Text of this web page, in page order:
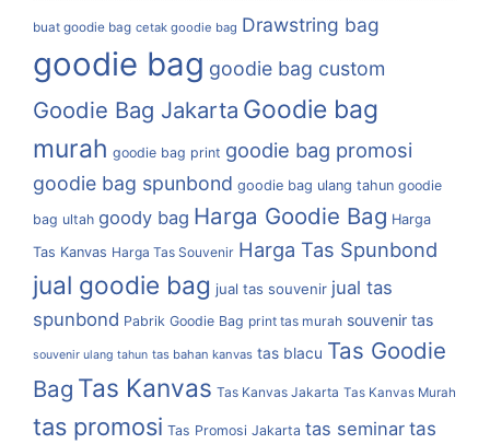
buat goodie bag cetak goodie bag Drawstring bag
goodie bag goodie bag custom
Goodie Bag Jakarta Goodie bag
murah goodie bag print goodie bag promosi
goodie bag spunbond goodie bag ulang tahun goodie
bag ultah goody bag Harga Goodie Bag Harga
Tas Kanvas Harga Tas Souvenir Harga Tas Spunbond
jual goodie bag jual tas souvenir jual tas
spunbond Pabrik Goodie Bag print tas murah souvenir tas
souvenir ulang tahun tas bahan kanvas tas blacu Tas Goodie
Bag Tas Kanvas Tas Kanvas Jakarta Tas Kanvas Murah
tas promosi Tas Promosi Jakarta tas seminar tas